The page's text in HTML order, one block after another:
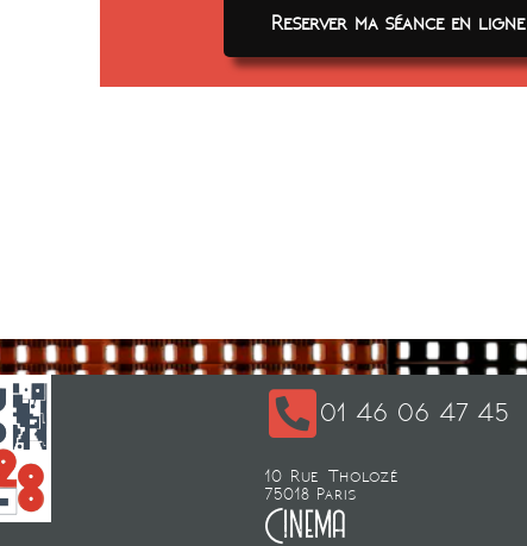
Reserver ma séance en ligne
01 46 06 47 45
10 Rue Tholozé
75018 Paris
Cinema